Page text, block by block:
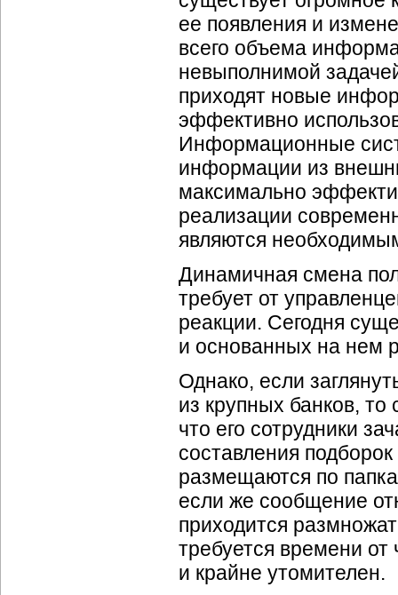
ее появления и
всего объема
невыполнимой
приходят новые
эффективно
Информационные
информации из
максимально
реализации
являются
Динамичная смена
требует от
реакции. Сегодня
и основанных на нем
Однако, если
из крупных банков,
что его сотрудники
составления
размещаются по
если же сообщение
приходится
требуется времени
и крайне утомителен.